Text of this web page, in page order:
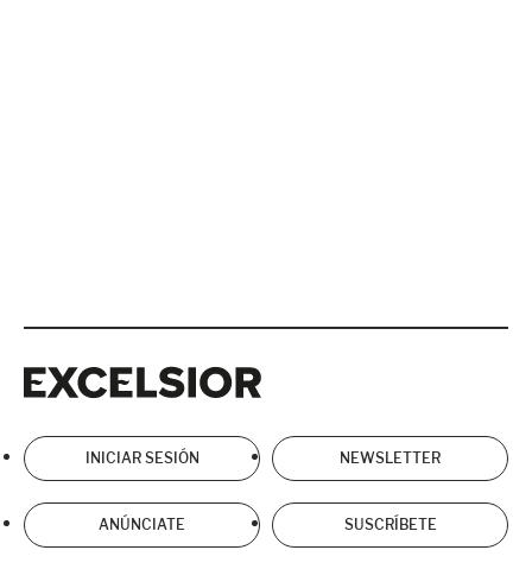
INICIAR SESIÓN NEWSLETTER
ANÚNCIATE SUSCRÍBETE